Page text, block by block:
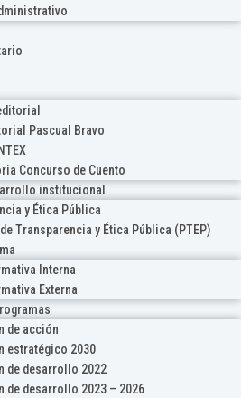
Pascual Bravo
Concurso de Cuento
institucional
y Ética Pública
Transparencia y Ética Pública (PTEP)
Interna
Externa
de acción
estratégico 2030
de desarrollo 2022
de desarrollo 2023 – 2026